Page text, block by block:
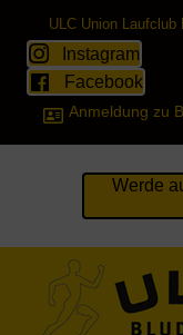
ULC Union Laufclub
Instagram
Facebook
Anmeldung zu
Werde